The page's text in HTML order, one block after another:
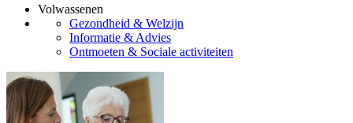
Volwassenen
Gezondheid & Welzijn
Informatie & Advies
Ontmoeten & Sociale activiteiten